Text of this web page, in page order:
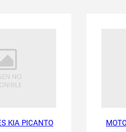
KIA PICANTO